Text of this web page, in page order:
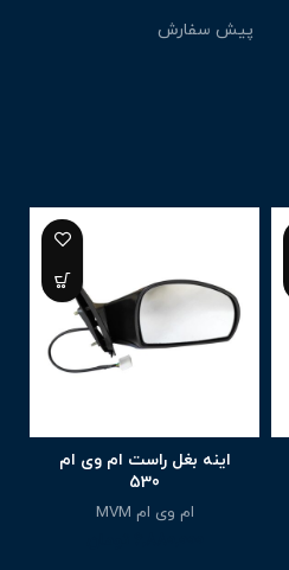
پیش سفارش
اینه بغل راست ام وی ام
530
ام وی ام MVM